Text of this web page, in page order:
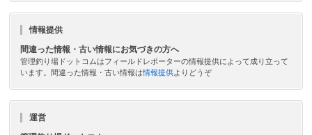
情報提供
間違った情報・古い情報にお気づきの方へ
管理釣り場ドットコムはフィールドレポーターの情報提供によって成り立って
います。間違った情報・古い情報は情報提供よりどうぞ
運営